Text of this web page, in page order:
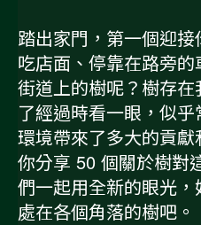
踏出家門，第一個迎
吃店面、停靠在路旁
街道上的樹呢？樹存
了經過時看一眼，似
環境帶來了多大的貢
你分享 50 個關於樹對
們一起用全新的眼光
處在各個角落的樹吧。